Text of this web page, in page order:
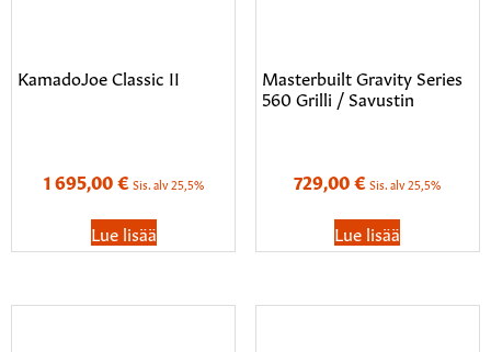
KamadoJoe Classic II
1 695,00€ Sis. alv 25,5%
Lue lisää
Masterbuilt Gravity Series
560 Grilli / Savustin
729,00€ Sis. alv 25,5%
Lue lisää